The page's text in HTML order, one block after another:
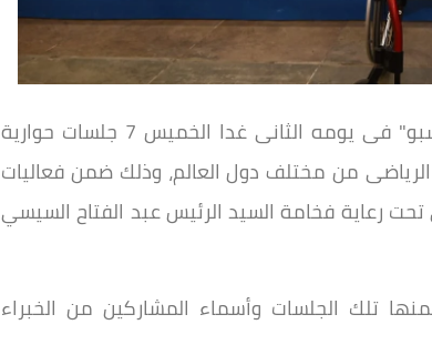
يشهد المؤتمر والمعرض الرياضى الدولى "سبورتس إكسبو" فى يومه الثانى غدا الخميس 7 جلسات حوارية
من مختلف دول العالم، وذلك ضمن فعاليات
فى الفترة 22-25 فبراير الجارى تحت رعاية فخامة السيد الرئيس عبد الفتاح السيسي
تلك الجلسات وأسماء المشاركين من الخبراء